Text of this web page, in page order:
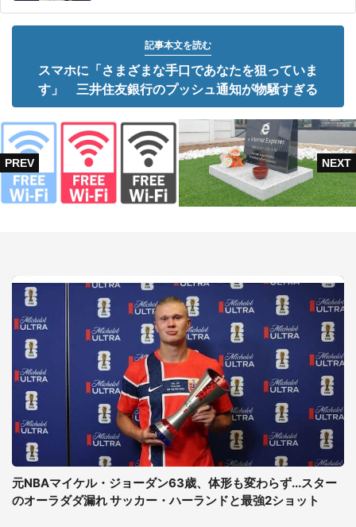
記事本文を読む
スマホに「さまざまな手口であなたを狙っていま
す」 三井住友銀行のプッシュ通知が物騒すぎる
元NBAマイケル・ジョーダン63歳、体形も変わらず...スター
のオーラダダ漏れ サッカー・ハーランドと最強2ショット